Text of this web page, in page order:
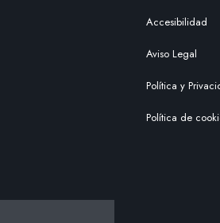
Accesibilidad
Aviso Legal
Política y
Política de